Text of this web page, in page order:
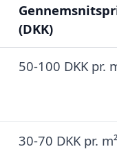
(DKK)
50-100 DKK pr.
30-70 DKK pr. m²